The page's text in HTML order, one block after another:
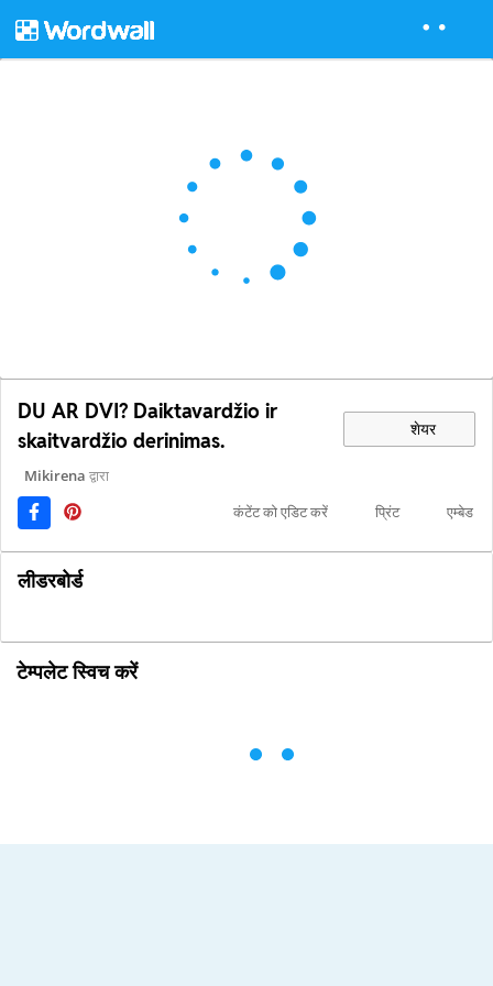
DU AR DVI? Daiktavardžio ir
skaitvardžio derinimas.
शेयर
Mikirena द्वारा
कंटेंट को एडिट करें
प्रिंट एम्बेड
लीडरबोर्ड
टेम्पलेट स्विच करें